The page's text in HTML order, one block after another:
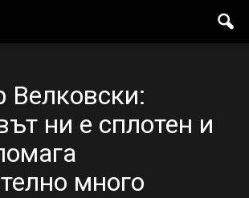
ни е сплотен и
много